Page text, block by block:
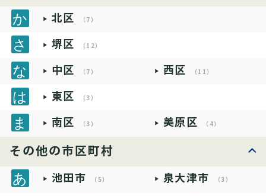
北区 （7）
堺区 （12）
中区 （7） 西区 （11）
東区 （3）
南区 （3） 美原区 （4）
その他の市区町村
池田市 （5） 泉大津市 （3）